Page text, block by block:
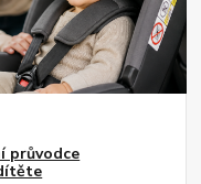
průvodce